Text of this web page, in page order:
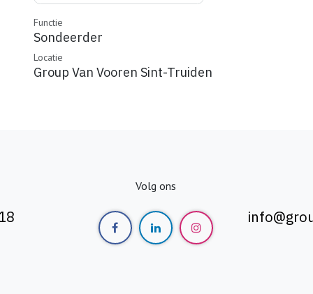
Functie
Sondeerder
Locatie
Group Van Vooren Sint-Truiden
Volg ons